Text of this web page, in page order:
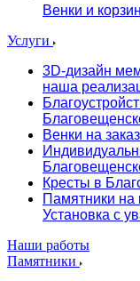
Венки и
Услуги
3D-дизайн
наша
Венки на
Кресты в
Памятники на
Установка с
Наши работы
Памятники